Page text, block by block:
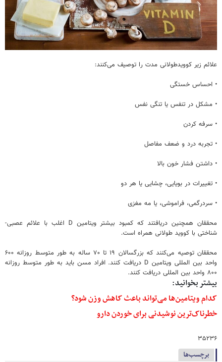
علائم زیر کوویدطولانی مدت را توصیف می‌کنند:
• احساس خستگی
• مشکل در تنفس یا تنگی نفس
• سرفه کردن
• تجربه درد و ضعف مفاصل
• داشتن فشار خون بالا
• تغییرات در بویایی، چشایی یا هر دو
• سردرگمی، فراموشی، یا مه مغزی
محققان همچنین دریافتند که کمبود بیشتر ویتامین D اغلب با علائم عصبی-
شناختی با کووید طولانی همراه است.
محققان توصیه می‌کنند که بزرگسالان ۱۹ تا ۷۰ ساله به طور متوسط روزانه ۶۰۰
واحد بین المللی ویتامین D دریافت کنند. افراد مسن باید به طور متوسط روزانه
۸۰۰ واحد بین المللی دریافت کنند.
بیشتر بخوانید:
کدام ویتامین‌ها می‌تواند باعث کاهش وزن شود؟
خطرناک‌ترین نوشیدنی برای خوردن دارو
۳۵۲۳۶
برچسب‌ها